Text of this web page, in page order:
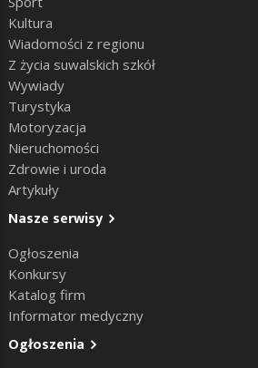
Kultura
Wiadomości z regionu
Z życia suwalskich szkół
Wywiady
Turystyka
Motoryzacja
Nieruchomości
Zdrowie i uroda
Artykuły
Nasze serwisy
Ogłoszenia
Konkursy
Katalog firm
Informator medyczny
Ogłoszenia